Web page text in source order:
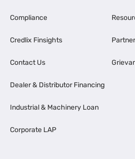
Compliance
Credlix Finsights
Contact Us
Dealer & Distributor Financing
Industrial & Machinery Loan
Corporate LAP